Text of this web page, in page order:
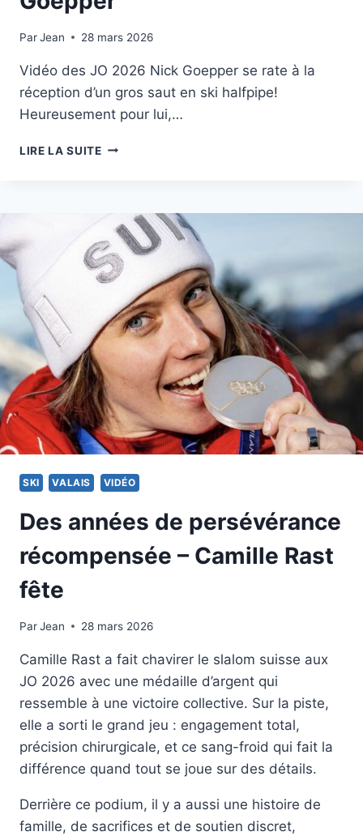
ParJean
21 février 202628 mars 2026
Vidéo des JO 2026 Nick Goepper se rate à la
réception d’un gros saut en ski halfpipe!
Heureusement pour lui,…
LIRE LA SUITEVIDÉO
GROSSE
CHUTE
EN
SKI
HALFPIPE
GOEPPER
SKI VALAIS VIDÉO
Des années de persévérance
récompensée – Camille Rast
fête
ParJean
19 février 202628 mars 2026
Camille Rast a fait chavirer le slalom suisse aux
JO 2026 avec une médaille d’argent qui
ressemble à une victoire collective. Sur la piste,
elle a sorti le grand jeu : engagement total,
précision chirurgicale, et ce sang-froid qui fait la
différence quand tout se joue sur des détails.
Derrière ce podium, il y a aussi une histoire de
famille, de sacrifices et de soutien discret,